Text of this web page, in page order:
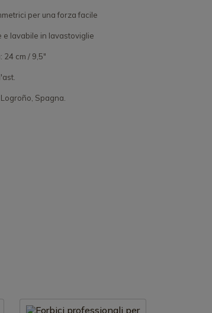
per una forza facile
e lavabile in lavastoviglie
24 cm / 9,5"
Spagna.